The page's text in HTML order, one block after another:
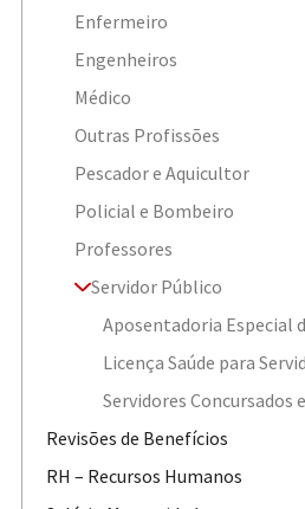
Enfermeiro
Engenheiros
Médico
Outras Profissões
Pescador e Aquicultor
Policial e Bombeiro
Professores
Servidor Público
Aposentadoria Especial
Licença Saúde para
Servidores Concursados
Revisões de Benefícios
RH – Recursos Humanos